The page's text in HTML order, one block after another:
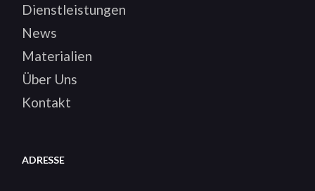
Dienstleistungen
News
Materialien
Über Uns
Kontakt
ADRESSE